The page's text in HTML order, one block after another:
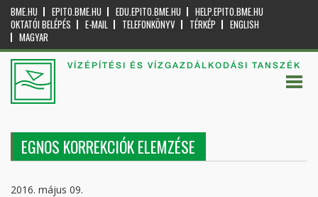
BME.HU EPITO.BME.HU EDU.EPITO.BME.HU
HELP.EPITO.BME.HU
OKTATÓI BELÉPÉS
E-MAIL TELEFONKÖNYV TÉRKÉP
ENGLISH
MAGYAR
VÍZÉPÍTÉSI ÉS VÍZGAZDÁLKODÁSI TANSZÉK
EGNOS KORREKCIÓK ELEMZÉSE
2016. május 09.